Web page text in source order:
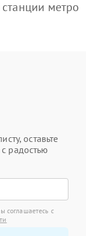
метро
оставьте
радостью
соглашаетесь с